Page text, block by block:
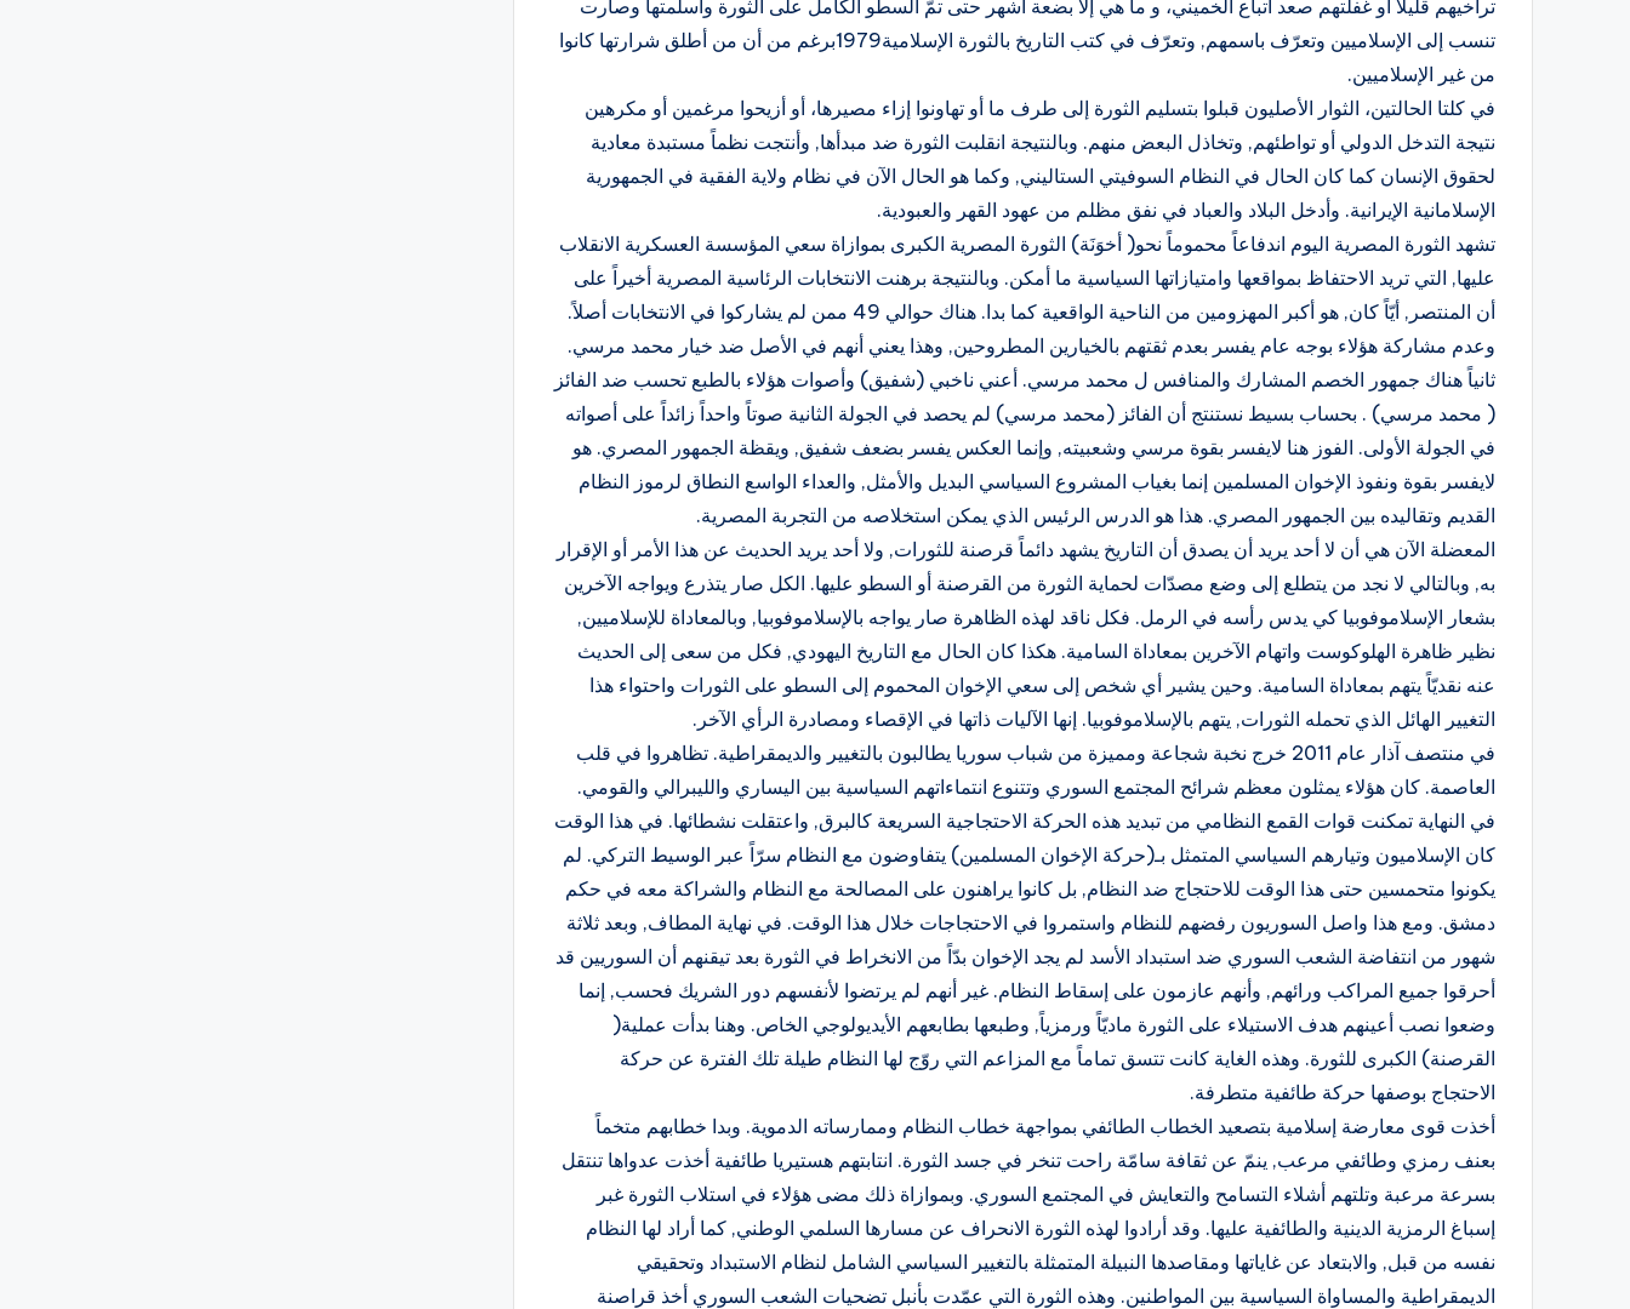
تراخيهم قليلاً أو غفلتهم صعد أتباع الخميني، و ما هي إلا بضعة أشهر حتى تمّ السطو الكامل على الثورة وأسلمتها وصارت
تنسب إلى الإسلاميين وتعرّف باسمهم, وتعرّف في كتب التاريخ بالثورة الإسلامية1979برغم من أن من أطلق شرارتها كانوا
من غير الإسلاميين.
في كلتا الحالتين، الثوار الأصليون قبلوا بتسليم الثورة إلى طرف ما أو تهاونوا إزاء مصيرها، أو أزيحوا مرغمين أو مكرهين
نتيجة التدخل الدولي أو تواطئهم, وتخاذل البعض منهم. وبالنتيجة انقلبت الثورة ضد مبدأها, وأنتجت نظماً مستبدة معادية
لحقوق الإنسان كما كان الحال في النظام السوفيتي الستاليني, وكما هو الحال الآن في نظام ولاية الفقية في الجمهورية
الإسلامانية الإيرانية. وأدخل البلاد والعباد في نفق مظلم من عهود القهر والعبودية.
تشهد الثورة المصرية اليوم اندفاعاً محموماً نحو( أخوَنَة) الثورة المصرية الكبرى بموازاة سعي المؤسسة العسكرية الانقلاب
عليها, التي تريد الاحتفاظ بمواقعها وامتيازاتها السياسية ما أمكن. وبالنتيجة برهنت الانتخابات الرئاسية المصرية أخيراً على
أن المنتصر, أيّاً كان, هو أكبر المهزومين من الناحية الواقعية كما بدا. هناك حوالي 49 ممن لم يشاركوا في الانتخابات أصلاً.
وعدم مشاركة هؤلاء بوجه عام يفسر بعدم ثقتهم بالخيارين المطروحين, وهذا يعني أنهم في الأصل ضد خيار محمد مرسي.
ثانياً هناك جمهور الخصم المشارك والمنافس ل محمد مرسي. أعني ناخبي (شفيق) وأصوات هؤلاء بالطبع تحسب ضد الفائز
( محمد مرسي) . بحساب بسيط نستنتج أن الفائز (محمد مرسي) لم يحصد في الجولة الثانية صوتاً واحداً زائداً على أصواته
في الجولة الأولى. الفوز هنا لايفسر بقوة مرسي وشعبيته, وإنما العكس يفسر بضعف شفيق, ويقظة الجمهور المصري. هو
لايفسر بقوة ونفوذ الإخوان المسلمين إنما بغياب المشروع السياسي البديل والأمثل, والعداء الواسع النطاق لرموز النظام
القديم وتقاليده بين الجمهور المصري. هذا هو الدرس الرئيس الذي يمكن استخلاصه من التجربة المصرية.
المعضلة الآن هي أن لا أحد يريد أن يصدق أن التاريخ يشهد دائماً قرصنة للثورات, ولا أحد يريد الحديث عن هذا الأمر أو الإقرار
به, وبالتالي لا نجد من يتطلع إلى وضع مصدّات لحماية الثورة من القرصنة أو السطو عليها. الكل صار يتذرع ويواجه الآخرين
بشعار الإسلاموفوبيا كي يدس رأسه في الرمل. فكل ناقد لهذه الظاهرة صار يواجه بالإسلاموفوبيا, وبالمعاداة للإسلاميين,
نظير ظاهرة الهلوكوست واتهام الآخرين بمعاداة السامية. هكذا كان الحال مع التاريخ اليهودي, فكل من سعى إلى الحديث
عنه نقديّاً يتهم بمعاداة السامية. وحين يشير أي شخص إلى سعي الإخوان المحموم إلى السطو على الثورات واحتواء هذا
التغيير الهائل الذي تحمله الثورات, يتهم بالإسلاموفوبيا. إنها الآليات ذاتها في الإقصاء ومصادرة الرأي الآخر.
في منتصف آذار عام 2011 خرج نخبة شجاعة ومميزة من شباب سوريا يطالبون بالتغيير والديمقراطية. تظاهروا في قلب
العاصمة. كان هؤلاء يمثلون معظم شرائح المجتمع السوري وتتنوع انتماءاتهم السياسية بين اليساري والليبرالي والقومي.
في النهاية تمكنت قوات القمع النظامي من تبديد هذه الحركة الاحتجاجية السريعة كالبرق, واعتقلت نشطائها. في هذا الوقت
كان الإسلاميون وتيارهم السياسي المتمثل بـ(حركة الإخوان المسلمين) يتفاوضون مع النظام سرّاً عبر الوسيط التركي. لم
يكونوا متحمسين حتى هذا الوقت للاحتجاج ضد النظام, بل كانوا يراهنون على المصالحة مع النظام والشراكة معه في حكم
دمشق. ومع هذا واصل السوريون رفضهم للنظام واستمروا في الاحتجاجات خلال هذا الوقت. في نهاية المطاف, وبعد ثلاثة
شهور من انتفاضة الشعب السوري ضد استبداد الأسد لم يجد الإخوان بدّاً من الانخراط في الثورة بعد تيقنهم أن السوريين قد
أحرقوا جميع المراكب ورائهم, وأنهم عازمون على إسقاط النظام. غير أنهم لم يرتضوا لأنفسهم دور الشريك فحسب, إنما
وضعوا نصب أعينهم هدف الاستيلاء على الثورة ماديّاً ورمزياً, وطبعها بطابعهم الأيديولوجي الخاص. وهنا بدأت عملية(
القرصنة) الكبرى للثورة. وهذه الغاية كانت تتسق تماماً مع المزاعم التي روّج لها النظام طيلة تلك الفترة عن حركة
الاحتجاج بوصفها حركة طائفية متطرفة.
أخذت قوى معارضة إسلامية بتصعيد الخطاب الطائفي بمواجهة خطاب النظام وممارساته الدموية. وبدا خطابهم متخماً
بعنف رمزي وطائفي مرعب, ينمّ عن ثقافة سامّة راحت تنخر في جسد الثورة. انتابتهم هستيريا طائفية أخذت عدواها تنتقل
بسرعة مرعبة وتلتهم أشلاء التسامح والتعايش في المجتمع السوري. وبموازاة ذلك مضى هؤلاء في استلاب الثورة غبر
إسباغ الرمزية الدينية والطائفية عليها. وقد أرادوا لهذه الثورة الانحراف عن مسارها السلمي الوطني, كما أراد لها النظام
نفسه من قبل, والابتعاد عن غاياتها ومقاصدها النبيلة المتمثلة بالتغيير السياسي الشامل لنظام الاستبداد وتحقيقي
الديمقراطية والمساواة السياسية بين المواطنين. وهذه الثورة التي عمّدت بأنبل تضحيات الشعب السوري أخذ قراصنة